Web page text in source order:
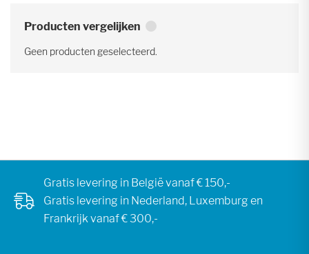
Producten vergelijken
Geen producten geselecteerd.
Gratis levering in België vanaf € 150,-
Gratis levering in Nederland, Luxemburg en
Frankrijk vanaf € 300,-